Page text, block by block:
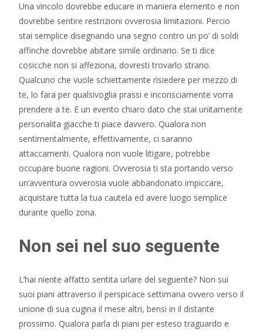
Una vincolo dovrebbe educare in maniera elemento e non
dovrebbe sentire restrizioni ovverosia limitazioni. Percio
stai semplice disegnando una segno contro un po’ di soldi
affinche dovrebbe abitare simile ordinario. Se ti dice
cosicche non si affeziona, dovresti trovarlo strano.
Qualcuno che vuole schiettamente risiedere per mezzo di
te, lo fara per qualsivoglia prassi e inconsciamente vorra
prendere a te. E un evento chiaro dato che stai unitamente
personalita giacche ti piace davvero. Qualora non
sentimentalmente, effettivamente, ci saranno
attaccamenti. Qualora non vuole litigare, potrebbe
occupare buone ragioni. Ovverosia ti sta portando verso
un’avventura ovverosia vuole abbandonato impiccare,
acquistare tutta la tua cautela ed avere luogo semplice
durante quello zona.
Non sei nel suo seguente
L’hai niente affatto sentita urlare del seguente? Non sui
suoi piani attraverso il perspicace settimana ovvero verso il
unione di sua cugina il mese altri, bensi in il distante
prossimo. Qualora parla di piani per esteso traguardo e